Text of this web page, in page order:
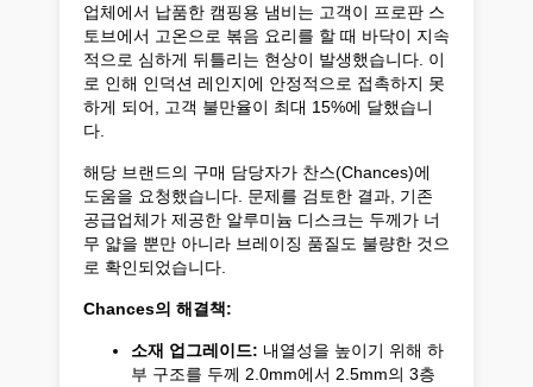
업체에서 납품한 캠핑용 냄비는 고객이 프로판 스
토브에서 고온으로 볶음 요리를 할 때 바닥이 지속
적으로 심하게 뒤틀리는 현상이 발생했습니다. 이
로 인해 인덕션 레인지에 안정적으로 접촉하지 못
하게 되어, 고객 불만율이 최대 15%에 달했습니
다.
해당 브랜드의 구매 담당자가 찬스(Chances)에
도움을 요청했습니다. 문제를 검토한 결과, 기존
공급업체가 제공한 알루미늄 디스크는 두께가 너
무 얇을 뿐만 아니라 브레이징 품질도 불량한 것으
로 확인되었습니다.
Chances의 해결책:
소재 업그레이드: 내열성을 높이기 위해 하
부 구조를 두께 2.0mm에서 2.5mm의 3층